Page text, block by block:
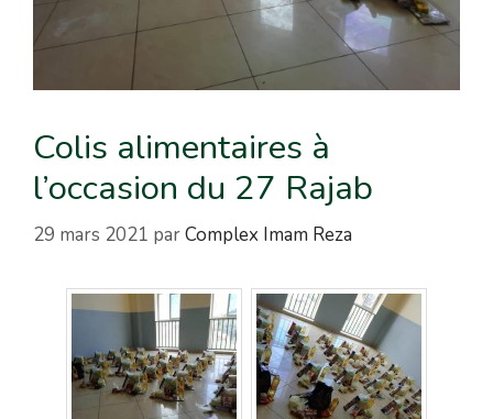
Colis alimentaires à
l’occasion du 27 Rajab
29 mars 2021 parComplex Imam Reza